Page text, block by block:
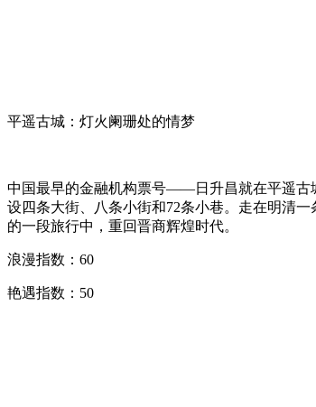
平遥古城：灯火阑珊处的情梦
中国最早的金融机构票号——日升昌就在平遥古
设四条大街、八条小街和72条小巷。走在明清
的一段旅行中，重回晋商辉煌时代。
浪漫指数：60
艳遇指数：50